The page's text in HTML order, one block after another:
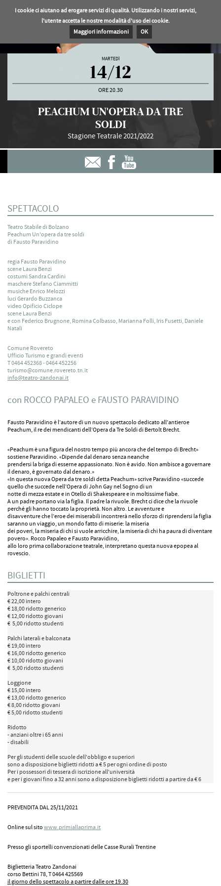
MARTEDÌ
14/12
ORE 20.30
PEACHUM UN'OPERA DA TRE
SOLDI
Stagione Teatrale 2021/2022
SPETTACOLO
Teatro Stabile di Bolzano
Peachum Un'opera da tre soldi
di Fausto Paravidino
regia Fausto Paravidino
scene Laura Benzi
costumi Sandra Cardini
maschere Stefano Ciammitti
musiche Enrico Melozzi
luci Gerardo Buzzanca
video Opificio Ciclope
scene Laura Benzi
e con Federico Brugnone, Romina Colbasso, Marianna Folli, Iris Fusetti, Daniele
Natali
Comune Rovereto
Ufficio Turismo e grandi eventi
T 0464 452368 - 0464 452256
turismo@comune.rovereto.tn.it
info@teatro-zandonai.it
con ROCCO PAPALEO e FAUSTO PARAVIDINO
Fausto Paravidino è l’autore di un nuovo spettacolo dedicato all’antieroe
Peachum, il re dei mendicanti dell’Opera da Tre Soldi di Bertolt Brecht.
«Peachum è una figura del nostro tempo più ancora che del tempo di Brecht»
sostiene Paravidino. «Dipende dal denaro senza neanche
prendersi la briga di esserne appassionato. Non è avido. Non ambisce a governare
il denaro, è governato dal denaro.»
«In questa nuova Opera da tre soldi detta Peachum» scrive Paravidino «succede
quello che succede nell’Opera di John Gay nel Sogno di un
notte di mezza estate e in Otello di Shakespeare e in moltissime fiabe.
A un padre portano via la figlia. Il padre la rivuole. Brecht ci dice che la rivuole
perché gli hanno toccato la proprietà. Non altro. Le avventure e
disavventure che l’eroe dei miserabili incontrerà nello sforzo di riprendersi la figlia
saranno un viaggio, un mondo fatto di miserie: la miseria
dei poveri, la miseria di chi si vuole arricchire, la miseria di chi ha paura di diventare
povero». Rocco Papaleo e Fausto Paravidino,
allo loro prima collaborazione teatrale, interpretano questa nuova epopea al
rovescio.
BIGLIETTI
Poltrone e palchi centrali
€ 22,00 intero
€ 18,00 ridotto generico
€ 12,00 ridotto giovani
€  5,00 ridotto studenti
Palchi laterali e balconata
€ 19,00 intero
€ 16,00 ridotto generico
€ 10,00 ridotto giovani
€  5,00 ridotto studenti
Loggione
€ 15,00 intero
€ 13,00 ridotto generico
€ 8,00 ridotto giovani
€ 5,00 ridotto studenti
Ridotto
- anziani oltre i 65 anni
- disabili
Per gli studenti delle scuole dell'obbligo e superiori
sono a disposizione biglietti ridotti a € 5 per ogni ordine di posto
Per i possessori di tessera di iscrizione all'università
e per i giovani fino a 32 anni sono a disposizione biglietti ridotti a partire da € 6
PREVENDITA DAL 25/11/2021
Online sul sito www.primiallaprima.it
Presso gli sportelli convenzionati delle Casse Rurali Trentine
Biglietteria Teatro Zandonai
corso Bettini 78, T 0464 425569
il giorno dello spettacolo a partire dalle ore 19.30
I cookie ci aiutano ad erogare servizi di qualità. Utilizzando i nostri servizi,
l'utente accetta le nostre modalità d'uso dei cookie.
Maggiori informazioni
OK